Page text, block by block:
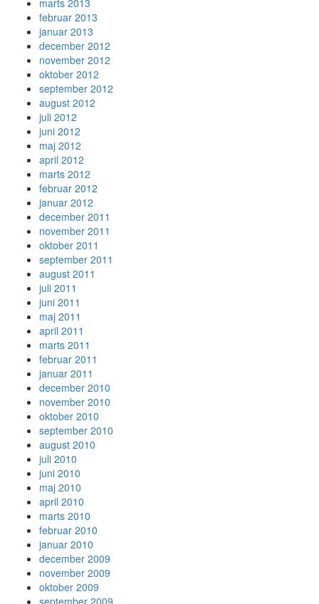
marts 2013
februar 2013
januar 2013
december 2012
november 2012
oktober 2012
september 2012
august 2012
juli 2012
juni 2012
maj 2012
april 2012
marts 2012
februar 2012
januar 2012
december 2011
november 2011
oktober 2011
september 2011
august 2011
juli 2011
juni 2011
maj 2011
april 2011
marts 2011
februar 2011
januar 2011
december 2010
november 2010
oktober 2010
september 2010
august 2010
juli 2010
juni 2010
maj 2010
april 2010
marts 2010
februar 2010
januar 2010
december 2009
november 2009
oktober 2009